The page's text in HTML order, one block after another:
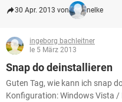
30 Apr. 2013 von nelke
ingeborg bachleitner
le 5 März 2013
Snap do deinstallieren
Guten Tag, wie kann ich snap
Konfiguration: Windows Vista /